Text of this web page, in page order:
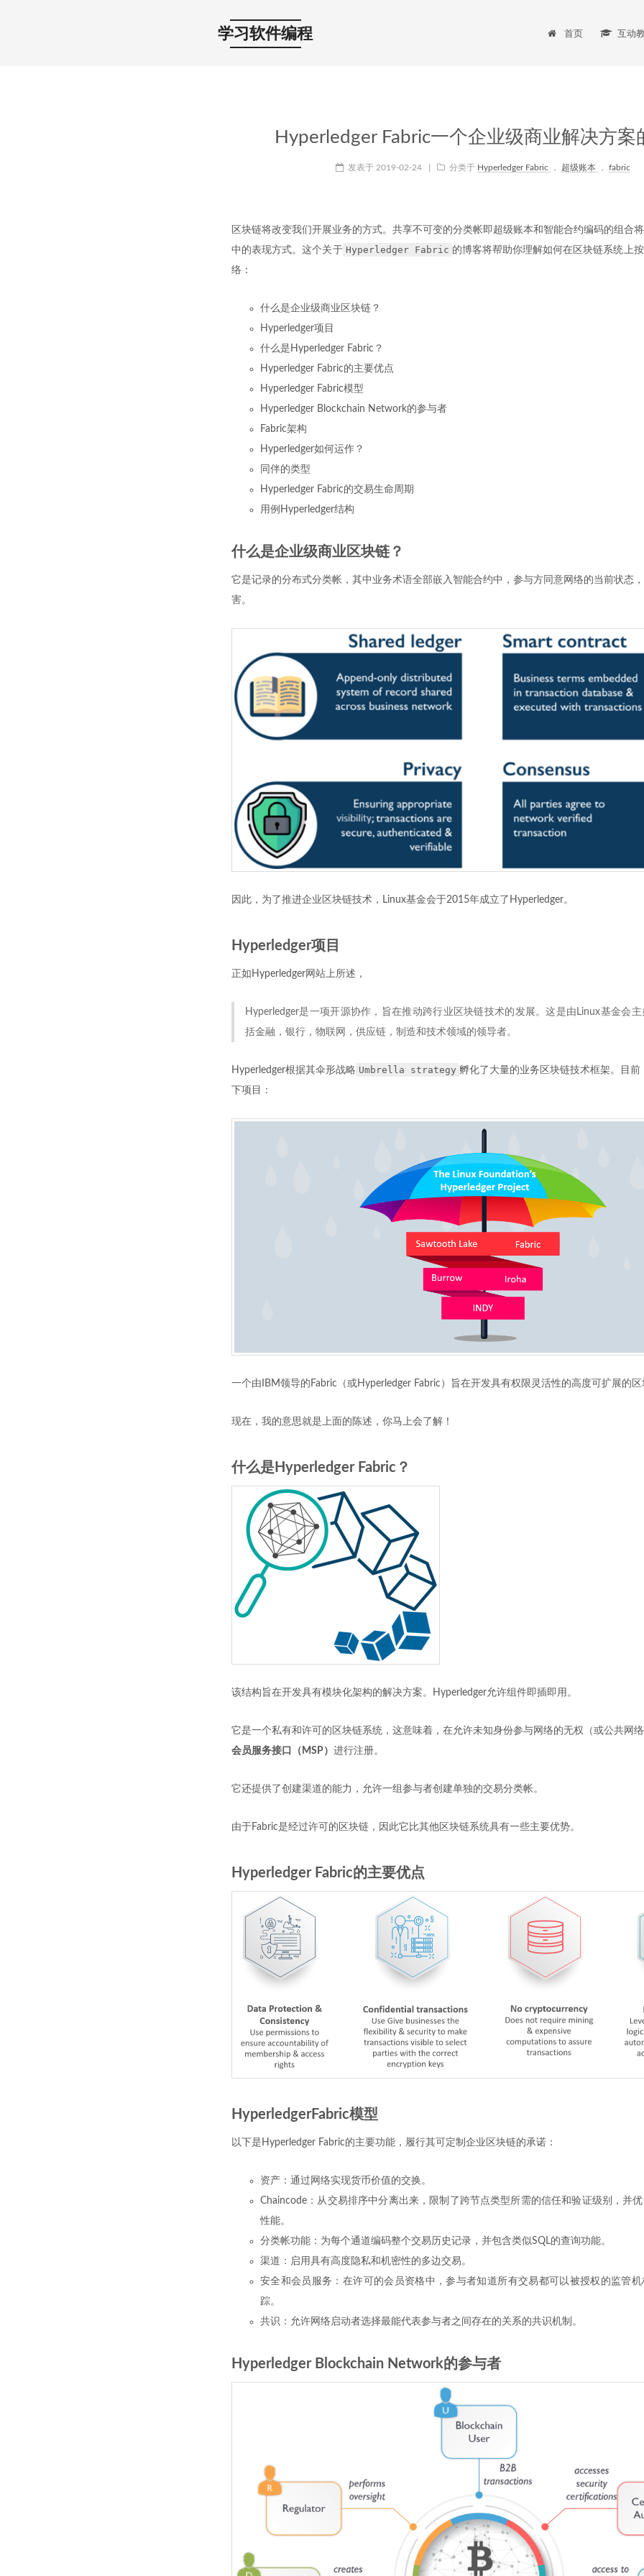
学习软件编程 首页 互动
Hyperledger Fabric一个企业级商业解决方案
发表于 2019-02-24 分类于 Hyperledger Fabric ， 超级账本 ， fabric
区块链将改变我们开展业务的方式。共享不可变的分类帐即超级账本和智能合约编码的组合
中的表现方式。这个关于 Hyperledger Fabric 的博客将帮助你理解如何在区块链系统上
络：
什么是企业级商业区块链？
Hyperledger项目
什么是Hyperledger Fabric？
Hyperledger Fabric的主要优点
Hyperledger Fabric模型
Hyperledger Blockchain Network的参与者
Fabric架构
Hyperledger如何运作？
同伴的类型
Hyperledger Fabric的交易生命周期
用例Hyperledger结构
什么是企业级商业区块链？
它是记录的分布式分类帐，其中业务术语全部嵌入智能合约中，参与方同意网络的当前状态
害。
因此，为了推进企业区块链技术，Linux基金会于2015年成立了Hyperledger。
Hyperledger项目
正如Hyperledger网站上所述，
Hyperledger是一项开源协作，旨在推动跨行业区块链技术的发展。这是由Linux基金会
括金融，银行，物联网，供应链，制造和技术领域的领导者。
Hyperledger根据其伞形战略 Umbrella strategy 孵化了大量的业务区块链技术框架。目前
下项目：
一个由IBM领导的Fabric（或Hyperledger Fabric）旨在开发具有权限灵活性的高度可扩展的区
现在，我的意思就是上面的陈述，你马上会了解！
什么是Hyperledger Fabric？
该结构旨在开发具有模块化架构的解决方案。Hyperledger允许组件即插即用。
它是一个私有和许可的区块链系统，这意味着，在允许未知身份参与网络的无权（或公共网
会员服务接口（MSP） 进行注册。
它还提供了创建渠道的能力，允许一组参与者创建单独的交易分类帐。
由于Fabric是经过许可的区块链，因此它比其他区块链系统具有一些主要优势。
Hyperledger Fabric的主要优点
HyperledgerFabric模型
以下是Hyperledger Fabric的主要功能，履行其可定制企业区块链的承诺：
资产：通过网络实现货币价值的交换。
Chaincode：从交易排序中分离出来，限制了跨节点类型所需的信任和验证级别，并
性能。
分类帐功能：为每个通道编码整个交易历史记录，并包含类似SQL的查询功能。
渠道：启用具有高度隐私和机密性的多边交易。
安全和会员服务：在许可的会员资格中，参与者知道所有交易都可以被授权的监管
踪。
共识：允许网络启动者选择最能代表参与者之间存在的关系的共识机制。
Hyperledger Blockchain Network的参与者